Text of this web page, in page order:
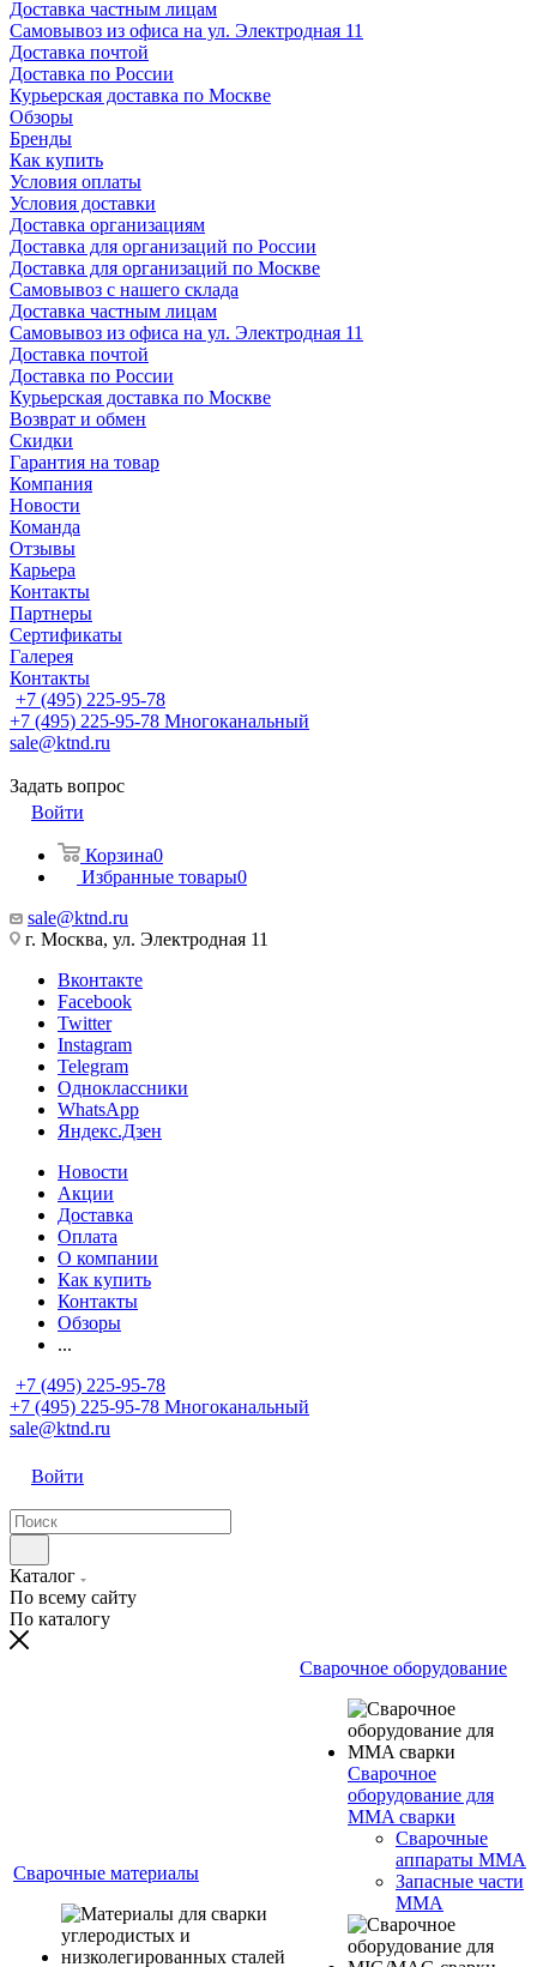
Доставка частным лицам
Самовывоз из офиса на ул. Электродная 11
Доставка почтой
Доставка по России
Курьерская доставка по Москве
Обзоры
Бренды
Как купить
Условия оплаты
Условия доставки
Доставка организациям
Доставка для организаций по России
Доставка для организаций по Москве
Самовывоз с нашего склада
Доставка частным лицам
Самовывоз из офиса на ул. Электродная 11
Доставка почтой
Доставка по России
Курьерская доставка по Москве
Возврат и обмен
Скидки
Гарантия на товар
Компания
Новости
Команда
Отзывы
Карьера
Контакты
Партнеры
Сертификаты
Галерея
Контакты
+7 (495) 225-95-78
+7 (495) 225-95-78 Многоканальный
sale@ktnd.ru
Задать вопрос
Войти
Корзина0
Избранные товары0
sale@ktnd.ru
г. Москва, ул. Электродная 11
Вконтакте
Facebook
Twitter
Instagram
Telegram
Одноклассники
WhatsApp
Яндекс.Дзен
Новости
Акции
Доставка
Оплата
О компании
Как купить
Контакты
Обзоры
...
+7 (495) 225-95-78
+7 (495) 225-95-78 Многоканальный
sale@ktnd.ru
Войти
Каталог
По всему сайту
По каталогу
Сварочные материалы
Сварочное оборудование
Сварочное
оборудование для
MMA сварки
Сварочные
аппараты MMA
Запасные части
MMA